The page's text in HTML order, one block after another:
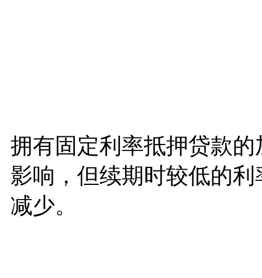
拥有固定利率抵押贷款
影响，但续期时较低的
减少。